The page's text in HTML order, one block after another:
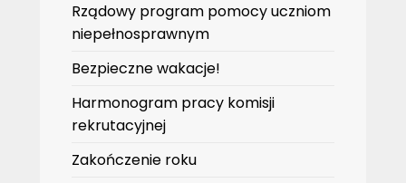
Rządowy program pomocy uczniom
niepełnosprawnym
Bezpieczne wakacje!
Harmonogram pracy komisji
rekrutacyjnej
Zakończenie roku